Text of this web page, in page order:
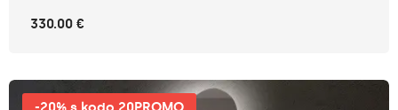
330.00 €